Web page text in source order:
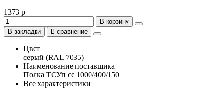
1373 р
В корзину
В закладки
В сравнение
Цвет
серый (RAL 7035)
Наименование поставщика
Полка ТСУп сс 1000/400/150
Все характеристики